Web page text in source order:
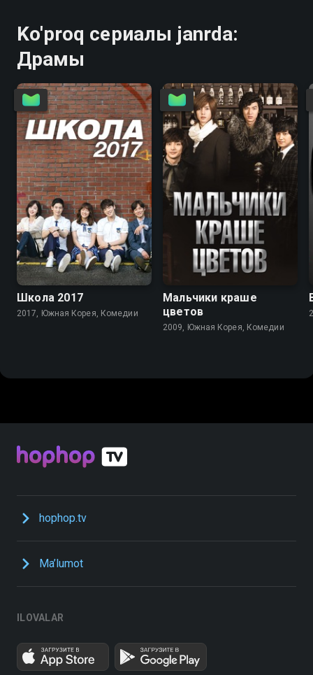
Ko'proq сериалы janrda:
Драмы
7.7 7.5
Школа 2017
2017, Южная Корея, Комедии
7.7
Мальчики краше
цветов
2009, Южная Корея, Комедии
hophop.tv
Ma’lumot
ILOVALAR